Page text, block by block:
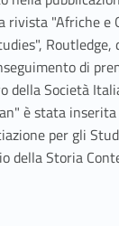
rivista "Afriche
di
Società
è stata
per gli
Storia